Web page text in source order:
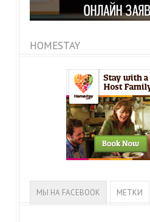
HOMESTAY
МЫ НА FACEBOOK МЕТКИ